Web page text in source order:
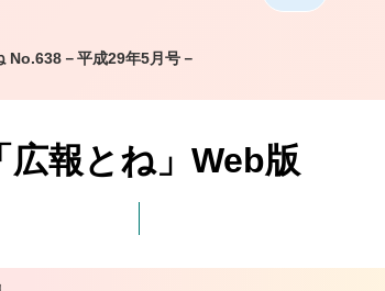
No.638－平成29年5月号－
広報とね」Web版